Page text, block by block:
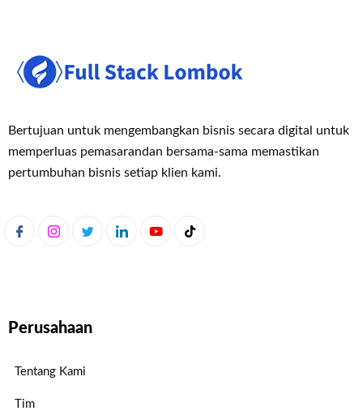
Bertujuan untuk mengembangkan bisnis secara digital untuk
memperluas pemasarandan bersama-sama memastikan
pertumbuhan bisnis setiap klien kami.
Perusahaan
Tentang Kami
Tim